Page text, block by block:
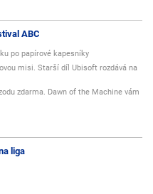
ABC
po papírové kapesníky
misi. Starší díl Ubisoft rozdává na
zdarma. Dawn of the Machine vám
liga